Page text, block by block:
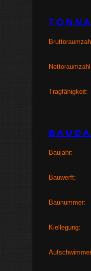
T O N N
Tragfähigkeit:
B A U D
Baujahr:
Bauwerft:
Baunummer:
Kiellegung: